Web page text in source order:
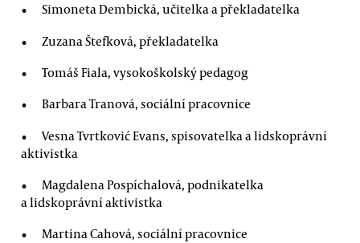
Simoneta Dembická, učitelka a překladatelka
Zuzana Štefková, překladatelka
Tomáš Fiala, vysokoškolský pedagog
Barbara Tranová, sociální pracovnice
Vesna Tvrtković Evans, spisovatelka a lidskoprávní
aktivistka
Magdalena Pospíchalová, podnikatelka
a lidskoprávní aktivistka
Martina Cahová, sociální pracovnice